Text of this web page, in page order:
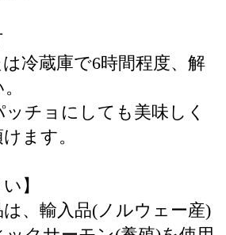
冷蔵庫で6時間程度、解
チョにしても美味しく
ます。
】
は、輸入品(ノルウェー産)